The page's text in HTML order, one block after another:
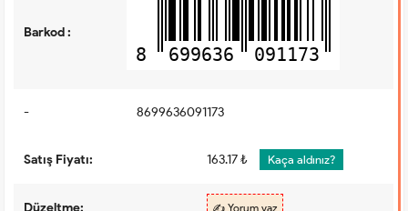
Barkod :
8 699636 091173
- 8699636091173
Satış Fiyatı: 163.17 ₺ Kaça aldınız?
✍️ Yorum yaz